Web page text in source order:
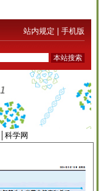
站内规定 手机版
科学网